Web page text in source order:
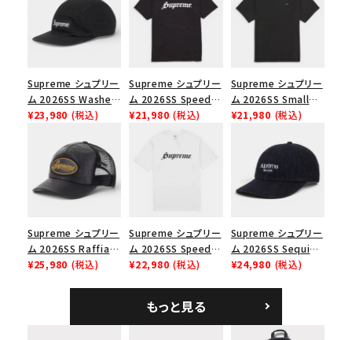
価格から探す
円 ～
在庫のない商品を表示する
絞り込んで検索する
Supreme シュプリー
ム 2026SS Washed
Chino Twill Camp
ノツイル キャンプキャ
ップ ブラック
¥23,980 (税込)
Supreme シュプリー
ム 2026SS Speed
Tee スピードTシャツ
¥21,980 (税込)
Supreme シュプリー
ム 2026SS Small
Box Tee スモールボ
¥21,980 (税込)
Supreme シュプリー
ム 2026SS Raffia
Mesh Back 5-Panel
¥25,980 (税込)
Supreme シュプリー
ム 2026SS Speed
Tee スピードTシャツ
¥22,980 (税込)
Supreme シュプリー
ム 2026SS Sequin
Denim Classic
シックロゴ 6パネルキ
ャップ ブラック
¥24,980 (税込)
もっと見る